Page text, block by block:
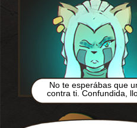
No te esperábas que
contra ti. Confundida,